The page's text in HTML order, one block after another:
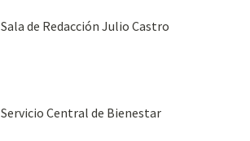
Sala de Redacción Julio Castro
Servicio Central de Bienestar